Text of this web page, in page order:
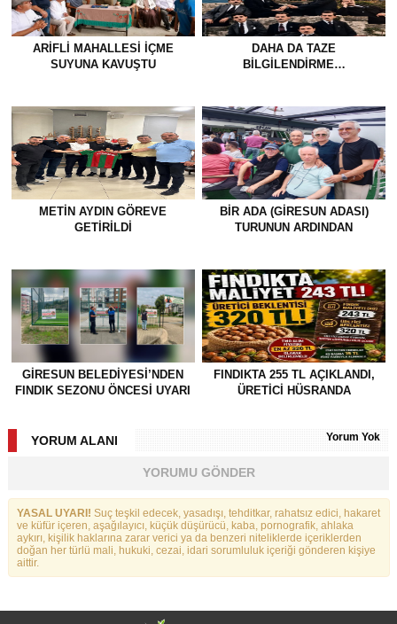
ARIFLI MAHALLESI İÇME
SUYUNA KAVUŞTU
DAHA DA TAZE
BİLGİLENDİRME…
METİN AYDIN GÖREVE
GETİRİLDİ
BİR ADA (GİRESUN ADASI)
TURUNUN ARDINDAN
GİRESUN BELEDİYESİ’NDEN
FINDIK SEZONU ÖNCESİ UYARI
FINDIKTA 255 TL AÇIKLANDI,
ÜRETİCİ HÜSRANDA
YORUM ALANI Yorum Yok
YORUMU GÖNDER
YASAL UYARI! Suç teşkil edecek, yasadışı, tehditkar, rahatsız edici, hakaret
ve küfür içeren, aşağılayıcı, küçük düşürücü, kaba, pornografik, ahlaka
aykırı, kişilik haklarına zarar verici ya da benzeri niteliklerde içeriklerden
doğan her türlü mali, hukuki, cezai, idari sorumluluk içeriği gönderen kişiye
aittir.